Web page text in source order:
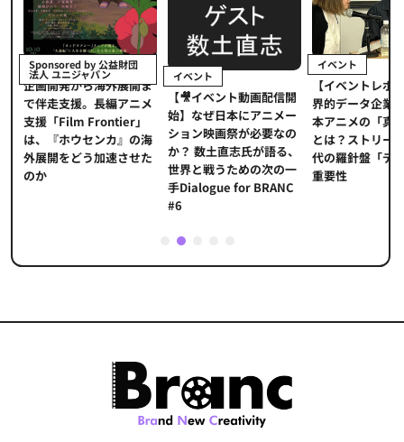
Sponsored by 公益財団
法人 ユニジャパン
企画開発から海外展開ま
で伴走支援。長編アニメ
支援「Film Frontier」
は、『ホウセンカ』の海
外展開をどう加速させた
のか
イベント
【🎥イベント動画配信開
始】なぜ日本にアニメー
ション映画祭が必要なの
か？ 数土直志氏が語る、
世界と戦うための次の一
手Dialogue for BRANC
#6
イベント
【イベントレポ
界的データ企業
本アニメの「真
とは？ストリー
代の羅針盤「デ
重要性
2